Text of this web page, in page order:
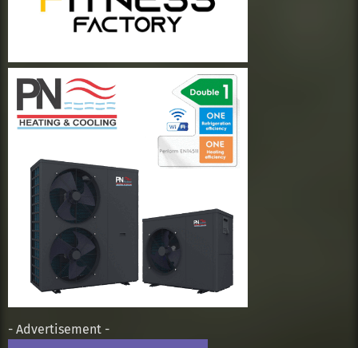
- Advertisement -